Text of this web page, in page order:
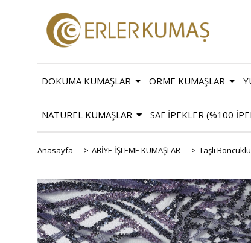
DOKUMA KUMAŞLAR ÖRME KUMAŞLAR
NATUREL KUMAŞLAR SAF İPEKLER (%100
Anasayfa > ABİYE İŞLEME KUMAŞLAR > Taşlı